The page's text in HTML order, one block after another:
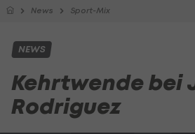
News Sport-Mix
NEWS
Kehrtwende bei
Rodriguez